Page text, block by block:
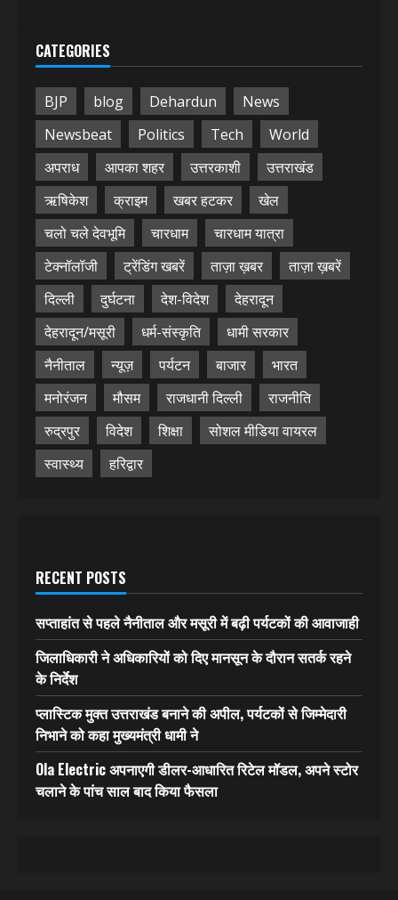
CATEGORIES
BJP blog Dehardun
News
Newsbeat
Politics Tech
World
अपराध
आपका शहर उत्तरकाशी
उत्तराखंड
ऋषिकेश
क्राइम खबर हटकर
खेल
चलो चले देवभूमि
चारधाम
चारधाम यात्रा
टेक्नॉलॉजी
ट्रेंडिंग खबरें ताज़ा ख़बर
ताज़ा ख़बरें
दिल्ली
दुर्घटना देश-विदेश
देहरादून
देहरादून/मसूरी
धर्म-संस्कृति
धामी सरकार
नैनीताल
न्यूज़ पर्यटन बाजार
भारत
मनोरंजन
मौसम राजधानी दिल्ली
राजनीति
रुद्रपुर
विदेश शिक्षा
सोशल मीडिया वायरल
स्वास्थ्य
हरिद्वार
RECENT POSTS
सप्ताहांत से पहले नैनीताल और मसूरी में बढ़ी पर्यटकों की आवाजाही
जिलाधिकारी ने अधिकारियों को दिए मानसून के दौरान सतर्क रहने
के निर्देश
प्लास्टिक मुक्त उत्तराखंड बनाने की अपील, पर्यटकों से जिम्मेदारी
निभाने को कहा मुख्यमंत्री धामी ने
Ola Electric अपनाएगी डीलर-आधारित रिटेल मॉडल, अपने स्टोर
चलाने के पांच साल बाद किया फैसला